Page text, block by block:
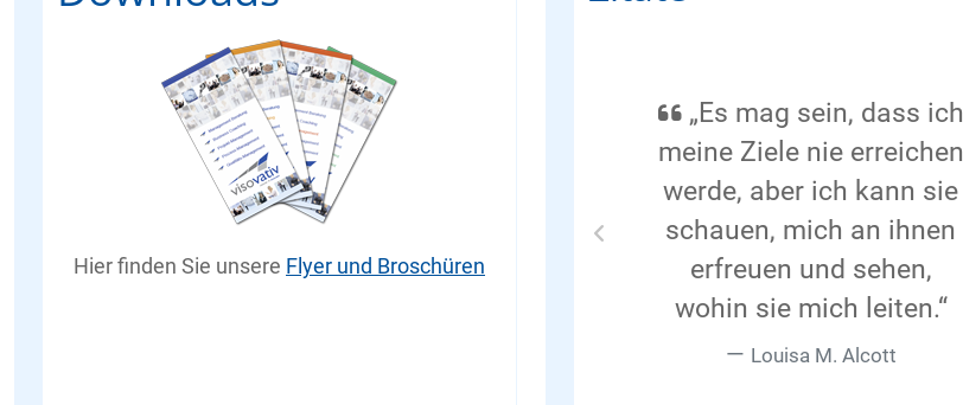
Hier finden Sie unsere Flyer und Broschüren
„Es mag sein, dass ich
meine Ziele nie erreichen
werde, aber ich kann sie
schauen, mich an ihnen
erfreuen und sehen,
wohin sie mich leiten.“
Louisa M. Alcott
Previous